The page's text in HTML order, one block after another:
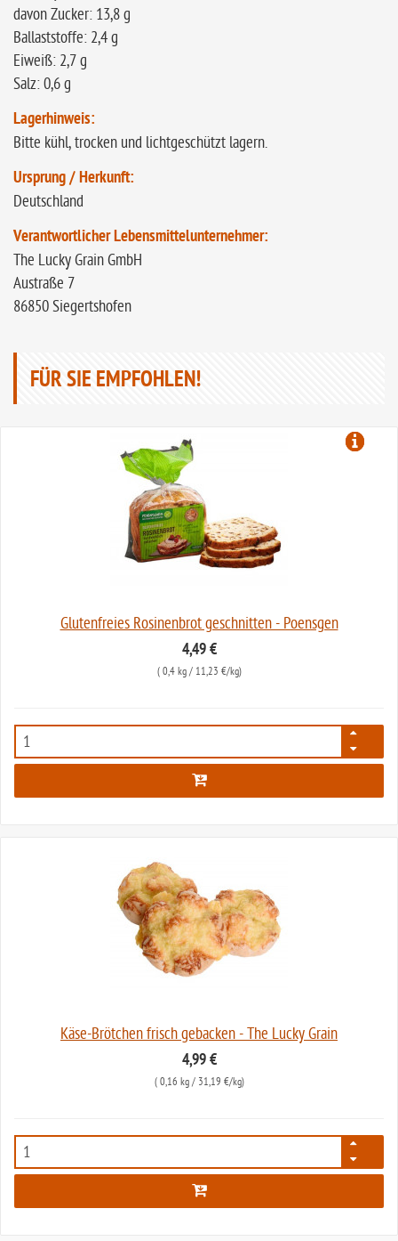
davon Zucker: 13,8 g
Ballaststoffe: 2,4 g
Eiweiß: 2,7 g
Salz: 0,6 g
Lagerhinweis:
Bitte kühl, trocken und lichtgeschützt lagern.
Ursprung / Herkunft:
Deutschland
Verantwortlicher Lebensmittelunternehmer:
The Lucky Grain GmbH
Austraße 7
86850 Siegertshofen
FÜR SIE EMPFOHLEN!
Glutenfreies Rosinenbrot geschnitten - Poensgen
4,49 €
( 0,4 kg/ 11,23 €/kg)
1438
Käse-Brötchen frisch gebacken - The Lucky Grain
4,99 €
( 0,16 kg/ 31,19 €/kg)
5747